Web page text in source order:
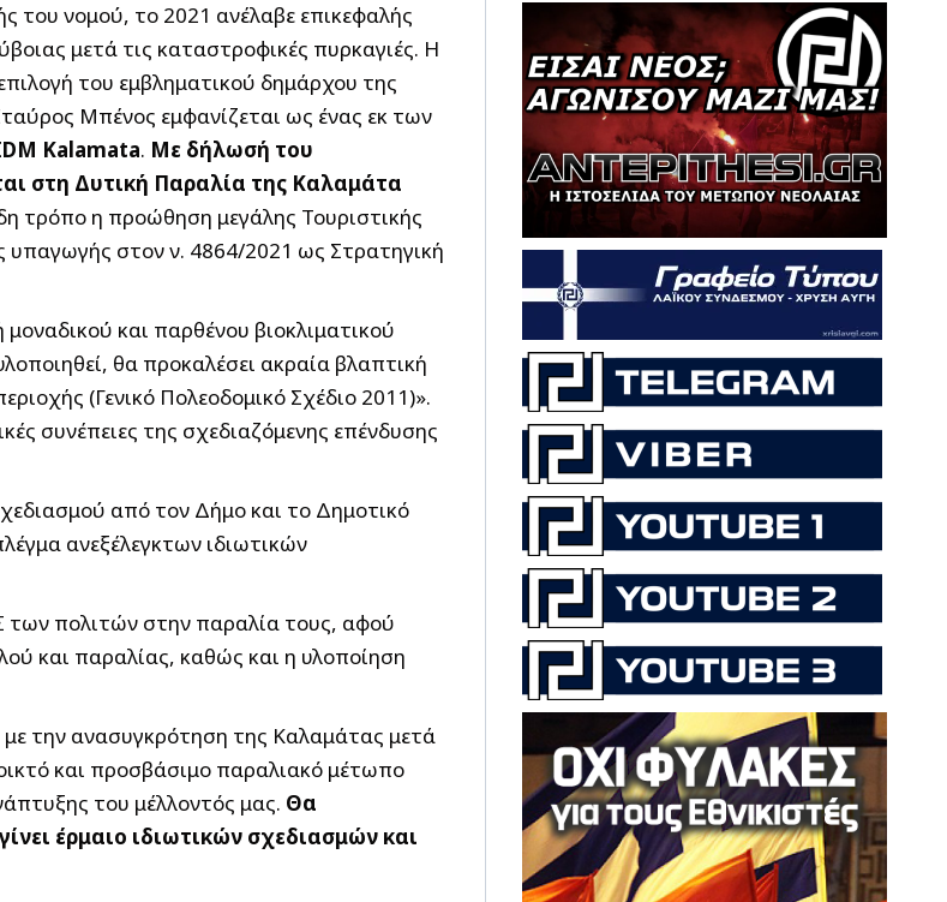
νομού, το 2021 ανέλαβε επικεφαλής
μετά τις καταστροφικές πυρκαγιές. Η
του εμβληματικού δημάρχου της
Μπένος εμφανίζεται ως ένας εκ των
Kalamata. Με δήλωσή του
στη Δυτική Παραλία της Καλαμάτα
τρόπο η προώθηση μεγάλης Τουριστικής
στον ν. 4864/2021 ως Στρατηγική
και παρθένου βιοκλιματικού
θα προκαλέσει ακραία βλαπτική
(Γενικό Πολεοδομικό Σχέδιο 2011)».
συνέπειες της σχεδιαζόμενης επένδυσης
από τον Δήμο και το Δημοτικό
ανεξέλεγκτων ιδιωτικών
πολιτών στην παραλία τους, αφού
και παραλίας, καθώς και η υλοποίηση
την ανασυγκρότηση της Καλαμάτας μετά
και προσβάσιμο παραλιακό μέτωπο
του μέλλοντός μας. Θα
έρμαιο ιδιωτικών σχεδιασμών και